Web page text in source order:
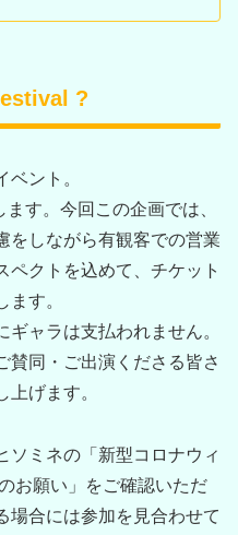
?
ント。
す。今回この企画では、
をしながら有観客での営業
ペクトを込めて、チケット
す。
ャラは支払われません。
賛同・ご出演くださる皆さ
上げます。
ソミネの「新型コロナウィ
お願い」をご確認いただ
場合には参加を見合わせて